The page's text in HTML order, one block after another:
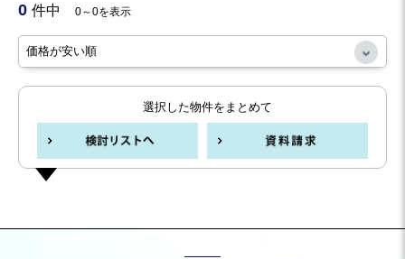
0 件中 0～0を表示
選択した物件をまとめて